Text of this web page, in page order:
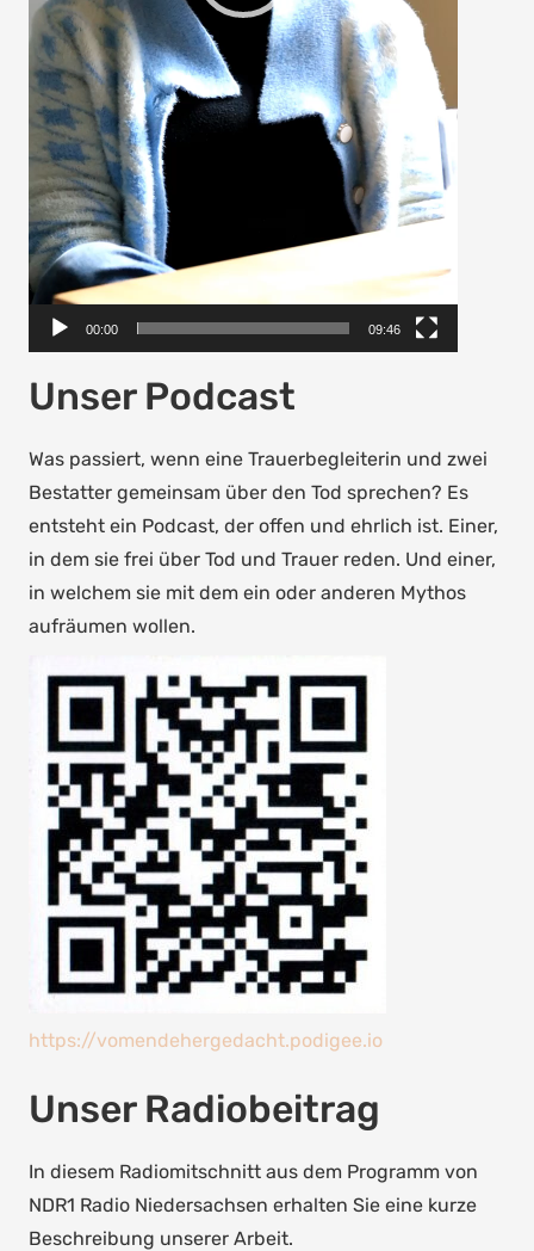
00:00 09:46
Unser Podcast
Was passiert, wenn eine Trauerbegleiterin und zwei
Bestatter gemeinsam über den Tod sprechen? Es
entsteht ein Podcast, der offen und ehrlich ist. Einer,
in dem sie frei über Tod und Trauer reden. Und einer,
in welchem sie mit dem ein oder anderen Mythos
aufräumen wollen.
https://vomendehergedacht.podigee.io
Unser Radiobeitrag
In diesem Radiomitschnitt aus dem Programm von
NDR1 Radio Niedersachsen erhalten Sie eine kurze
Beschreibung unserer Arbeit.